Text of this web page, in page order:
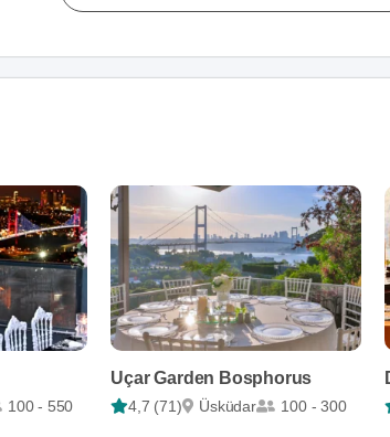
100 - 550
Uçar Garden Bosphorus
4,7 (71) Üsküdar 100 - 300